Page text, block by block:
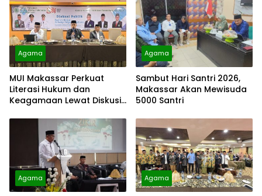
Agama
MUI Makassar Perkuat
Literasi Hukum dan
Keagamaan Lewat Diskusi
Agama
Sambut Hari Santri 2026,
Makassar Akan Mewisuda
5000 Santri
Agama Agama